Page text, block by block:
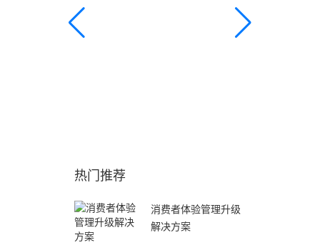
热门推荐
消费者体验管理升级
解决方案